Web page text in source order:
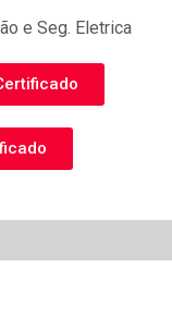
e Seg. Eletrica